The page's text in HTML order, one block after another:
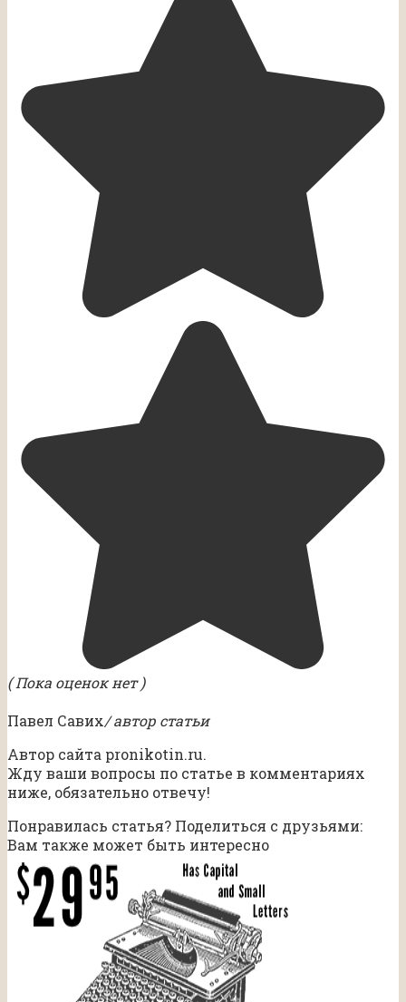
( Пока оценок нет )
Павел Савих/ автор статьи
Автор сайта pronikotin.ru.
Жду ваши вопросы по статье в комментариях
ниже, обязательно отвечу!
Понравилась статья? Поделиться с друзьями:
Вам также может быть интересно